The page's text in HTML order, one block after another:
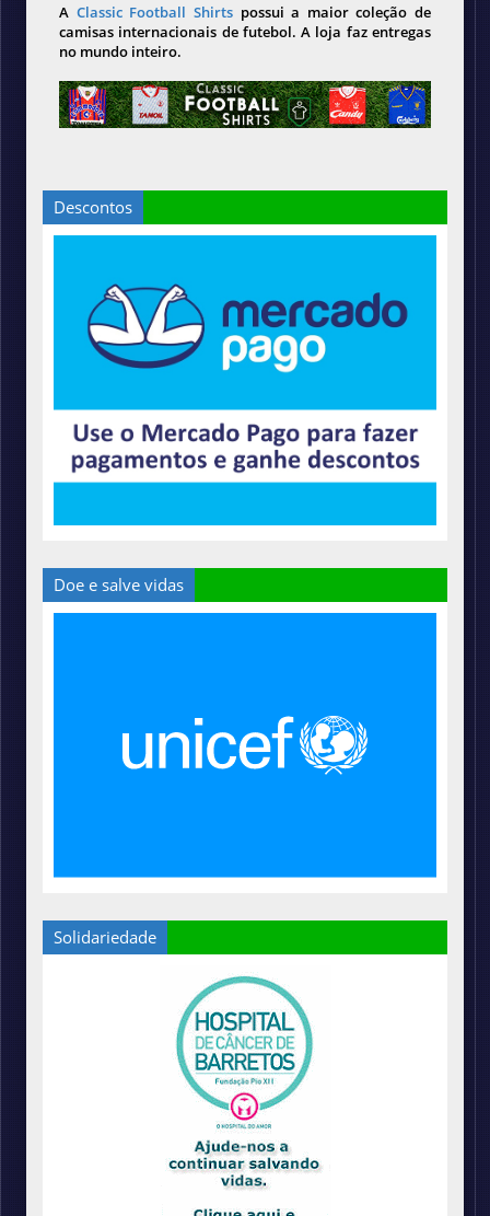
A Classic Football Shirts possui a maior coleção de
camisas internacionais de futebol. A loja faz entregas
no mundo inteiro.
Descontos
Doe e salve vidas
Solidariedade